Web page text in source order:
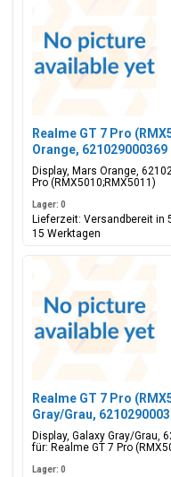
Realme GT 7 Pro
Orange, 621029000369
Display, Mars Orange,
Pro (RMX5010;RMX5011)
Lager: 0
Lieferzeit: Versandbereit in
15 Werktagen
Realme GT 7 Pro
Gray/Grau,
Display, Galaxy Gray/Grau,
für: Realme GT 7 Pro
Lager: 0